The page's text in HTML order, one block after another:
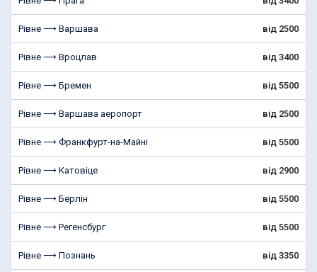
Рівне ⟶ Варшава від 2500
Рівне ⟶ Вроцлав від 3400
Рівне ⟶ Бремен від 5500
Рівне ⟶ Варшава аеропорт від 2500
Рівне ⟶ Франкфурт-на-Майні від 5500
Рівне ⟶ Катовіце від 2900
Рівне ⟶ Берлін від 5500
Рівне ⟶ Регенсбург від 5500
Рівне ⟶ Познань від 3350